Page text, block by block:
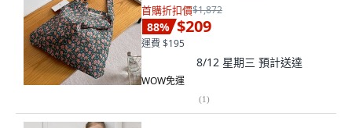
首購折扣價$1,872
88% $209
運費 $195
8/12 星期三 預計送達
WOW免運
(1)